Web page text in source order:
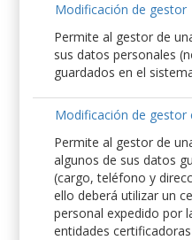
Modificación de gestor
Permite al gestor de
sus datos personales
guardados en el
Modificación de gestor
Permite al gestor de
algunos de sus datos
(cargo, teléfono y
ello deberá utilizar un
personal expedido por
entidades